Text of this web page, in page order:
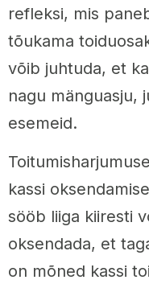
refleksi, mis
tõukama
võib juhtuda, et
nagu mänguasju,
esemeid.
kassi
sööb liiga kiiresti
oksendada, et
on mõned kassi